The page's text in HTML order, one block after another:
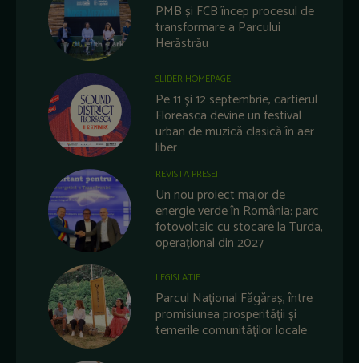
PMB și FCB încep procesul de
transformare a Parcului
Herăstrău
SLIDER HOMEPAGE
Pe 11 și 12 septembrie, cartierul
Floreasca devine un festival
urban de muzică clasică în aer
liber
REVISTA PRESEI
Un nou proiect major de
energie verde în România: parc
fotovoltaic cu stocare la Turda,
operațional din 2027
LEGISLATIE
Parcul Național Făgăraș, între
promisiunea prosperității și
temerile comunităților locale